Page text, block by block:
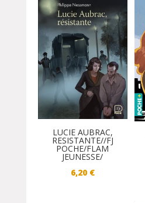
LUCIE AUBRAC,
RESISTANTE//FJ
POCHE/FLAM
JEUNESSE/
6,20 €